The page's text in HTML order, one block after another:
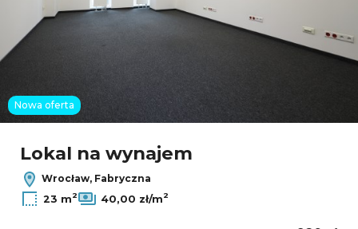
Nowa oferta
Lokal na wynajem
Wrocław, Fabryczna
23 m2 40,00 zł/m2